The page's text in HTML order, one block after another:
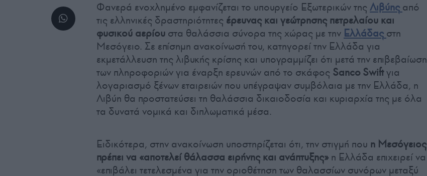
Φανερά ενοχλημένο εμφανίζεται το υπουργείο Εξωτερικών της Λιβύης από
τις ελληνικές δραστηριότητες έρευνας και γεώτρησης πετρελαίου και
φυσικού αερίου στα θαλάσσια σύνορα της χώρας με την Ελλάδας στη
Μεσόγειο. Σε επίσημη ανακοίνωσή του, κατηγορεί την Ελλάδα για
εκμετάλλευση της λιβυκής κρίσης και υπογραμμίζει ότι μετά την επιβεβαίωση
των πληροφοριών για έναρξη ερευνών από το σκάφος Sanco Swiftγια
λογαριασμό ξένων εταιρειών που υπέγραψαν συμβόλαια με την Ελλάδα, η
Λιβύη θα προστατεύσει τη θαλάσσια δικαιοδοσία και κυριαρχία της με όλα
τα δυνατά νομικά και διπλωματικά μέσα.
Ειδικότερα, στην ανακοίνωση υποστηρίζεται ότι, την στιγμή που η Μεσόγειος
πρέπει να «αποτελεί θάλασσα ειρήνης και ανάπτυξης» η Ελλάδα επιχειρεί να
«επιβάλει τετελεσμένα για την οριοθέτηση των θαλασσίων συνόρων μεταξύ